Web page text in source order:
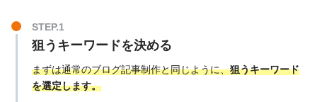
STEP.1
狙うキーワードを決める
まずは通常のブログ記事制作と同じように、狙うキーワード
を選定します。